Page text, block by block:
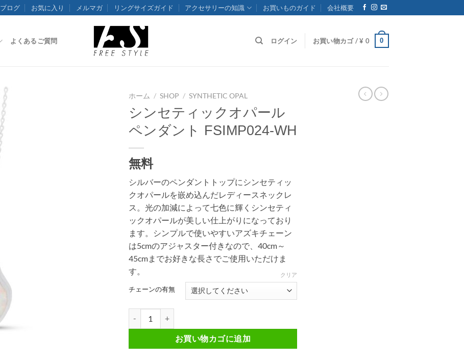
ブログ お気に入り メルマガ リングサイズガイド アクセサリーの知識 お買いものガイド 会社概要
よくあるご質問 ログイン お買い物カゴ /¥ 0 0
ホーム / SHOP / SYNTHETIC OPAL
シンセティックオパール
ペンダント FSIMP024-WH
無料
シルバーのペンダントトップにシンセティッ
クオパールを嵌め込んだレディースネックレ
ス。光の加減によって七色に輝くシンセティ
ックオパールが美しい仕上がりになっており
ます。シンプルで使いやすいアズキチェーン
は5cmのアジャスター付きなので、40cm～
45cmまでお好きな長さでご使用いただけま
す。
チェーンの有無
クリア
お買い物カゴに追加